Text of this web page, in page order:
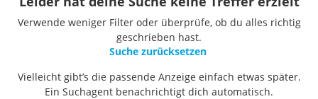
Verwende weniger Filter oder überprüfe, ob du alles richtig
geschrieben hast.
Suche zurücksetzen
Vielleicht gibt’s die passende Anzeige einfach etwas später.
Ein Suchagent benachrichtigt dich automatisch.